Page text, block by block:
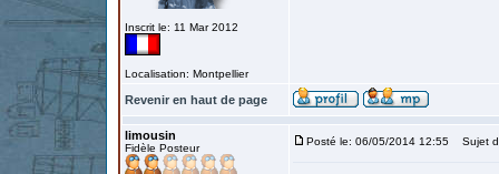
Inscrit le: 11 Mar 2012
Localisation: Montpellier
Revenir en haut de page
limousin
Fidèle Posteur
Posté le: 06/05/2014 12:55 Sujet